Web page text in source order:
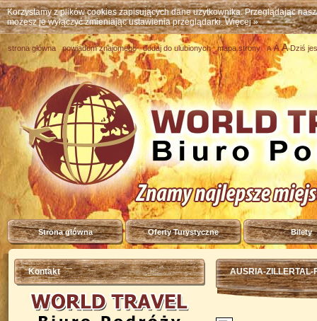
Korzystamy z plików cookies zapisujących dane użytkownika. Przeglądając
możesz je wyłączyć zmieniając ustawienia przeglądarki.Więcej »
strona główna powiadom znajomego dodaj do ulubionych mapa strony A A ADziś
Strona główna Oferty Turystyczne Bilety
Kontakt AUSRIA-ZILLERTAL-